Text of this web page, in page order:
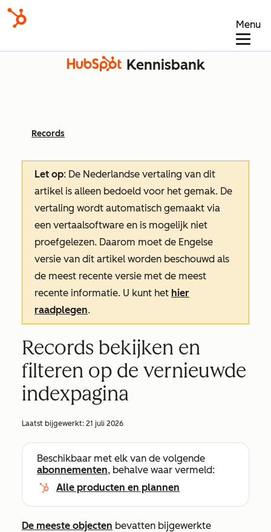
Menu
Kennisbank
Records
Let op: De Nederlandse vertaling van dit
artikel is alleen bedoeld voor het gemak. De
vertaling wordt automatisch gemaakt via
een vertaalsoftware en is mogelijk niet
proefgelezen. Daarom moet de Engelse
versie van dit artikel worden beschouwd als
de meest recente versie met de meest
recente informatie. U kunt het hier
raadplegen.
Records bekijken en
filteren op de vernieuwde
indexpagina
Laatst bijgewerkt: 21 juli 2026
Beschikbaar met elk van de volgende
abonnementen, behalve waar vermeld:
Alle producten en plannen
De meeste objecten bevatten bijgewerkte